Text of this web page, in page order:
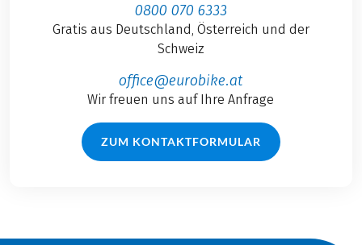
0800 070 6333
Gratis aus Deutschland, Österreich und der
Schweiz
office@eurobike.at
Wir freuen uns auf Ihre Anfrage
ZUM KONTAKTFORMULAR